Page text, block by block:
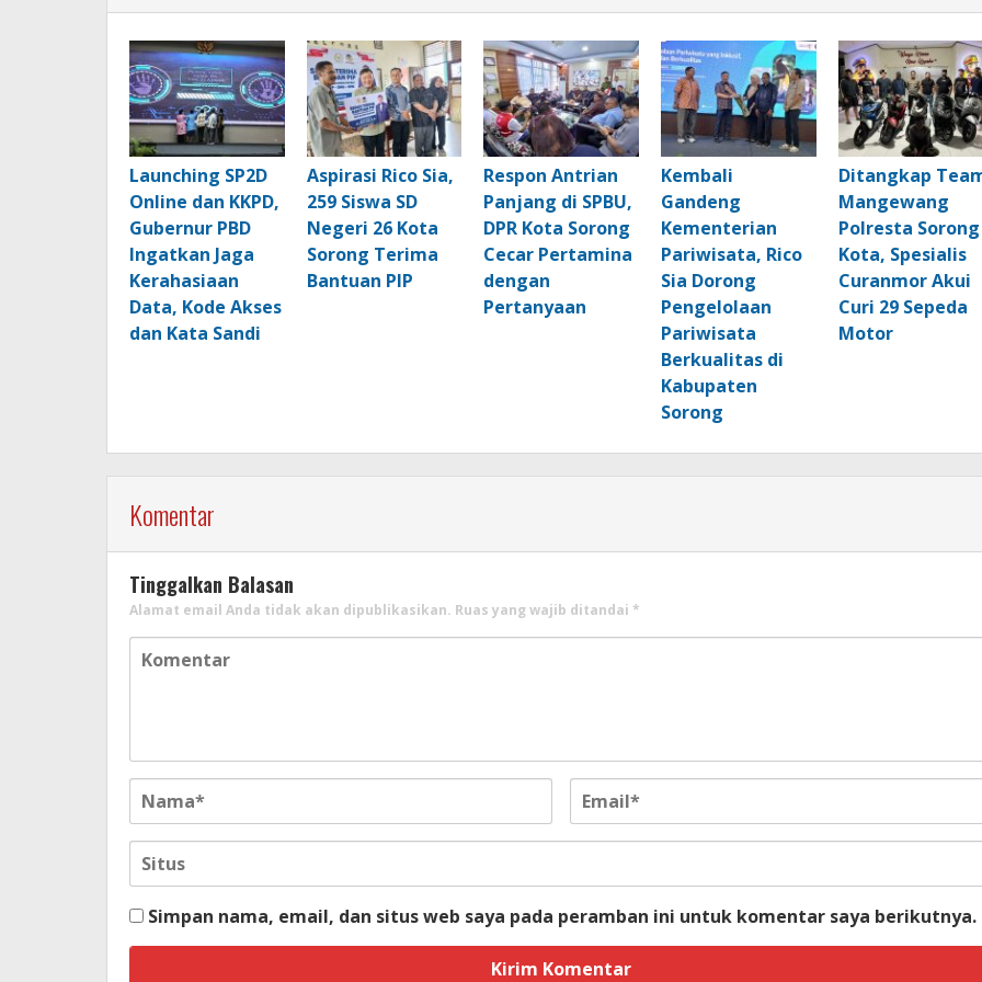
Launching SP2D
Online dan KKPD,
Gubernur PBD
Ingatkan Jaga
Kerahasiaan
Data, Kode Akses
dan Kata Sandi
Aspirasi Rico Sia,
259 Siswa SD
Negeri 26 Kota
Sorong Terima
Bantuan PIP
Respon Antrian
Panjang di SPBU,
DPR Kota Sorong
Cecar Pertamina
dengan
Pertanyaan
Kembali
Gandeng
Kementerian
Pariwisata, Rico
Sia Dorong
Pengelolaan
Pariwisata
Berkualitas di
Kabupaten
Sorong
Ditangkap
Mangewang
Polresta Sorong
Kota, Spesialis
Curanmor Akui
Curi 29 Sepeda
Motor
Komentar
Tinggalkan Balasan
Alamat email Anda tidak akan dipublikasikan. Ruas yang wajib ditandai *
Simpan nama, email, dan situs web saya pada peramban ini untuk komentar saya berikutnya.